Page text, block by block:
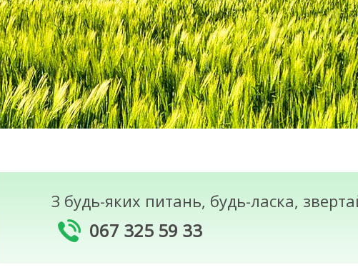
З будь-яких питань, будь-ласка,
067 325 59 33